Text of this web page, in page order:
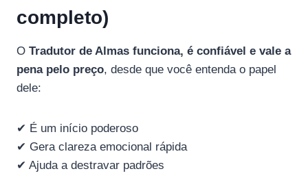
completo)
O Tradutor de Almas funciona, é confiável e vale a
pena pelo preço, desde que você entenda o papel
dele:
✔ É um início poderoso
✔ Gera clareza emocional rápida
✔ Ajuda a destravar padrões